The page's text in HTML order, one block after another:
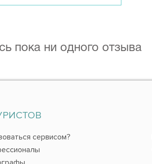
пока ни одного отзыва
сервисом?